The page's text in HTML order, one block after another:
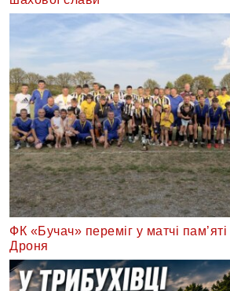
ФК «Бучач» переміг у матчі
Дроня